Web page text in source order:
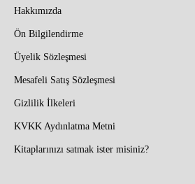
Hakkımızda
Ön Bilgilendirme
Üyelik Sözleşmesi
Mesafeli Satış Sözleşmesi
Gizlilik İlkeleri
KVKK Aydınlatma Metni
Kitaplarınızı satmak ister misiniz?